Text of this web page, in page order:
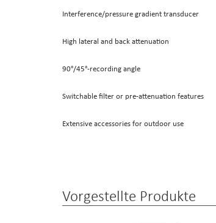
Interference/pressure gradient transducer
High lateral and back attenuation
90°/45°-recording angle
Switchable filter or pre-attenuation features
Extensive accessories for outdoor use
Vorgestellte Produkte